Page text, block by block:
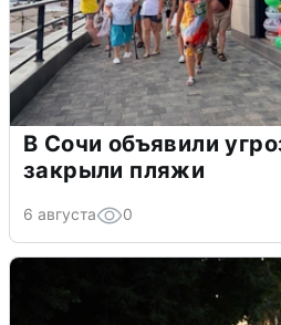
В Сочи объявили
закрыли пляжи
6 августа 0